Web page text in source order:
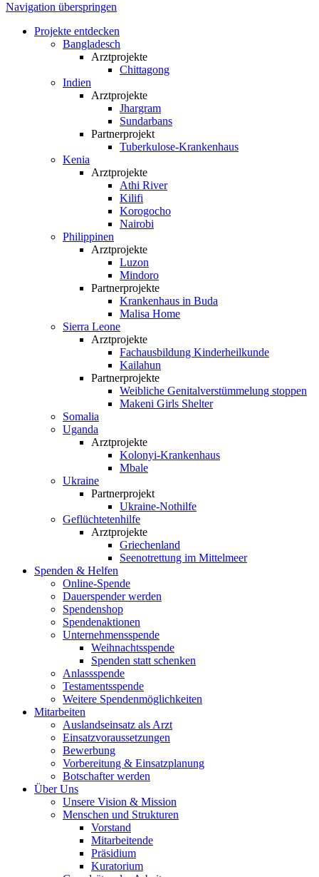
Navigation überspringen
Projekte entdecken
Bangladesch
Arztprojekte
Chittagong
Indien
Arztprojekte
Jhargram
Sundarbans
Partnerprojekt
Tuberkulose-Krankenhaus
Kenia
Arztprojekte
Athi River
Kilifi
Korogocho
Nairobi
Philippinen
Arztprojekte
Luzon
Mindoro
Partnerprojekte
Krankenhaus in Buda
Malisa Home
Sierra Leone
Arztprojekte
Fachausbildung Kinderheilkunde
Kailahun
Partnerprojekte
Weibliche Genital­verstümmelung stoppen
Makeni Girls Shelter
Somalia
Uganda
Arztprojekte
Kolonyi-Krankenhaus
Mbale
Ukraine
Partnerprojekt
Ukraine-Nothilfe
Geflüchtetenhilfe
Arztprojekte
Griechenland
Seenotrettung im Mittelmeer
Spenden & Helfen
Online-Spende
Dauerspender werden
Spendenshop
Spendenaktionen
Unternehmens­spende
Weihnachtsspende
Spenden statt schenken
Anlassspende
Testamentsspende
Weitere Spenden­möglichkeiten
Mitarbeiten
Auslandseinsatz als Arzt
Einsatzvoraussetzungen
Bewerbung
Vorbereitung & Einsatzplanung
Botschafter werden
Über Uns
Unsere Vision & Mission
Menschen und Strukturen
Vorstand
Mitarbeitende
Präsidium
Kuratorium